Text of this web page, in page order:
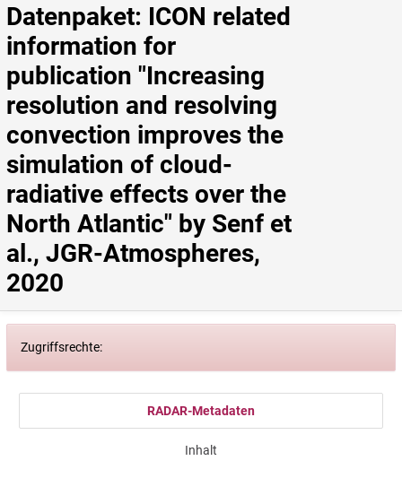
Datenpaket: ICON related
information for
publication "Increasing
resolution and resolving
convection improves the
simulation of cloud‐
radiative effects over the
North Atlantic" by Senf et
al., JGR-Atmospheres,
2020
Zugriffsrechte:
RADAR-Metadaten
Inhalt